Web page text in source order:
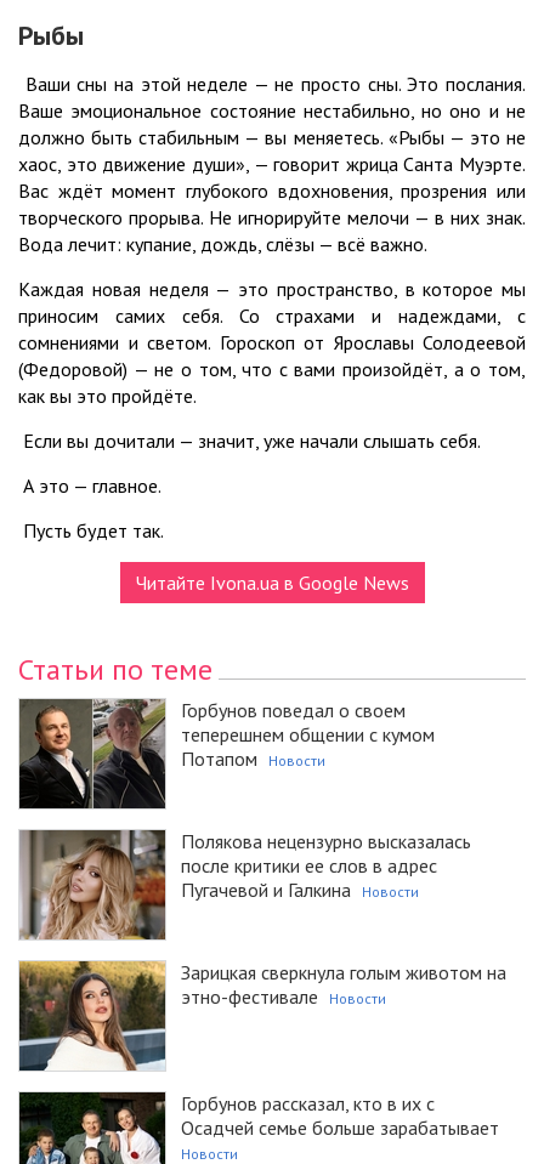
Рыбы
Ваши сны на этой неделе — не просто сны. Это послания.
Ваше эмоциональное состояние нестабильно, но оно и не
должно быть стабильным — вы меняетесь. «Рыбы — это не
хаос, это движение души», — говорит жрица Санта Муэрте.
Вас ждёт момент глубокого вдохновения, прозрения или
творческого прорыва. Не игнорируйте мелочи — в них знак.
Вода лечит: купание, дождь, слёзы — всё важно.
Каждая новая неделя — это пространство, в которое мы
приносим самих себя. Со страхами и надеждами, с
сомнениями и светом. Гороскоп от Ярославы Солодеевой
(Федоровой) — не о том, что с вами произойдёт, а о том,
как вы это пройдёте.
Если вы дочитали — значит, уже начали слышать себя.
А это — главное.
Пусть будет так.
Читайте Ivona.ua в Google News
Статьи по теме
Горбунов поведал о своем
теперешнем общении с кумом
Потапом
Новости
Полякова нецензурно высказалась
после критики ее слов в адрес
Пугачевой и Галкина
Новости
Зарицкая сверкнула голым животом на
этно-фестивале
Новости
Горбунов рассказал, кто в их с
Осадчей семье больше зарабатывает
Новости